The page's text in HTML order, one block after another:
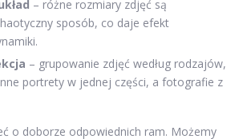
– różne rozmiary zdjęć są
sposób, co daje efekt
– grupowanie zdjęć według rodzajów,
portrety w jednej części, a fotografie z
o doborze odpowiednich ram. Możemy